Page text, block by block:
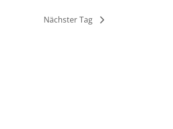
Nächster Tag